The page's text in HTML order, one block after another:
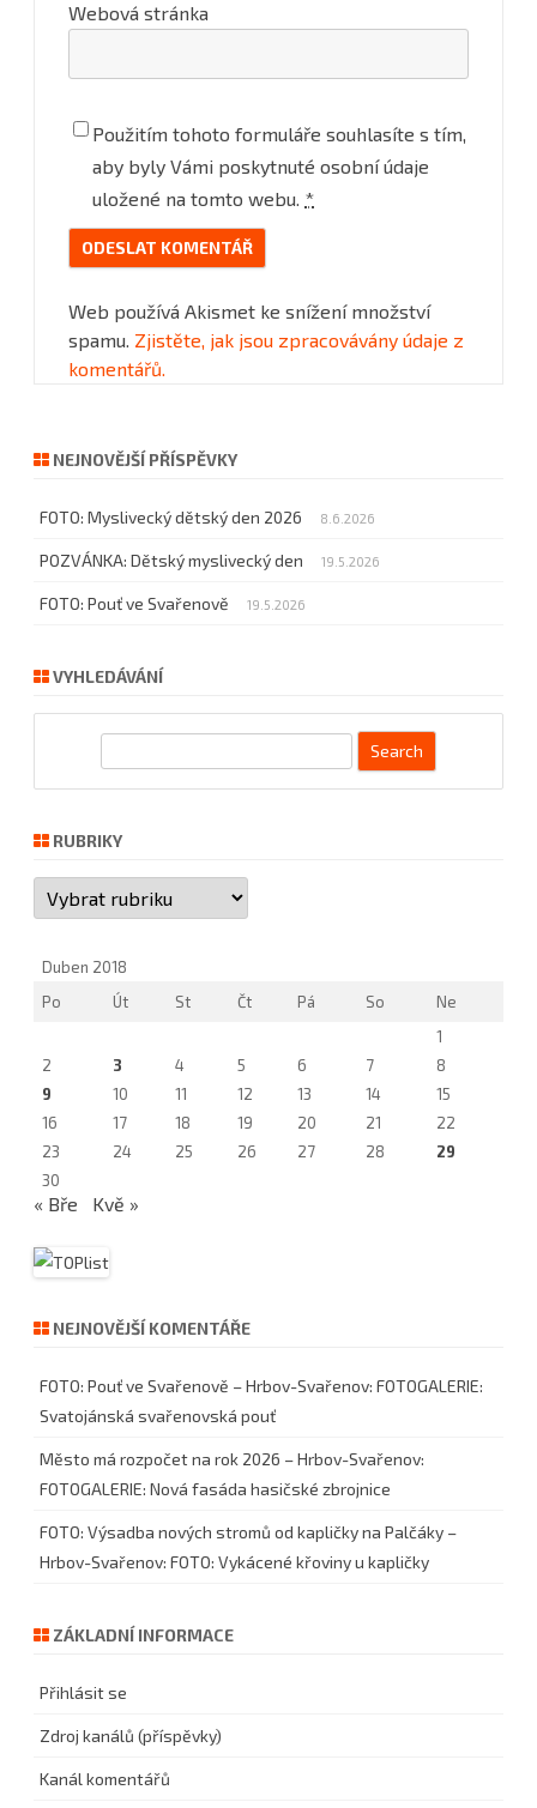
Webová stránka
Použitím tohoto formuláře souhlasíte s tím,
aby byly Vámi poskytnuté osobní údaje
uložené na tomto webu. *
Web používá Akismet ke snížení množství
spamu. Zjistěte, jak jsou zpracovávány údaje z
komentářů.
NEJNOVĚJŠÍ PŘÍSPĚVKY
FOTO: Myslivecký dětský den 2026 8.6.2026
POZVÁNKA: Dětský myslivecký den 19.5.2026
FOTO: Pouť ve Svařenově 19.5.2026
VYHLEDÁVÁNÍ
r
RUBRIKY
Rubriky
Duben 2018
Po
Út St Čt Pá So
Ne
1
2
3 4 5 6 7
8
9
10 11 12 13 14
15
16
17 18 19 20 21
22
23
24 25 26 27 28
29
30
« Bře Kvě »
NEJNOVĚJŠÍ KOMENTÁŘE
FOTO: Pouť ve Svařenově – Hrbov-Svařenov: FOTOGALERIE:
Svatojánská svařenovská pouť
Město má rozpočet na rok 2026 – Hrbov-Svařenov:
FOTOGALERIE: Nová fasáda hasičské zbrojnice
FOTO: Výsadba nových stromů od kapličky na Palčáky –
Hrbov-Svařenov: FOTO: Vykácené křoviny u kapličky
ZÁKLADNÍ INFORMACE
Přihlásit se
Zdroj kanálů (příspěvky)
Kanál komentářů